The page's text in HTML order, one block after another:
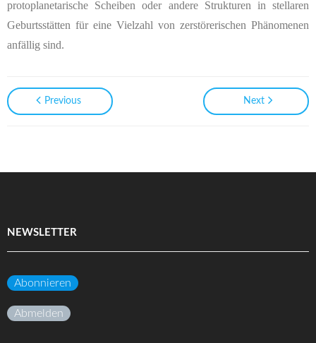
protoplanetarische Scheiben oder andere Strukturen in stellaren
Geburtsstätten für eine Vielzahl von zerstörerischen Phänomenen
anfällig sind.
Previous Next
NEWSLETTER
Abonnieren
Abmelden